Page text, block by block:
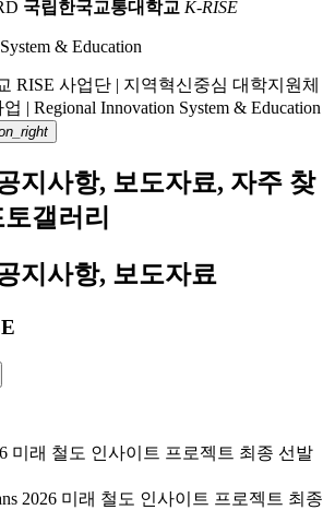
국립한국교통대학교 K-RISE
& Education
RISE 사업단 | 지역혁신중심 대학지원체
| Regional Innovation System & Education
지사항, 보도자료, 자주 찾
갤러리
지사항, 보도자료
미래 철도 인사이트 프로젝트 최종 선발
2026 미래 철도 인사이트 프로젝트 최종